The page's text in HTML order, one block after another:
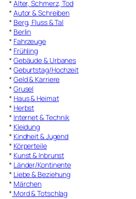
* Alter, Schmerz, Tod
* Autor & Schreiben
* Berg, Fluss & Tal
* Berlin
* Fahrzeuge
* Frühling
* Gebäude & Urbanes
* Geburtstag/Hochzeit
* Geld & Karriere
* Grusel
* Haus & Heimat
* Herbst
* Internet & Technik
* Kleidung
* Kindheit & Jugend
* Körperteile
* Kunst & Inbrunst
* Länder/Kontinente
* Liebe & Beziehung
* Märchen
* Mord & Totschlag